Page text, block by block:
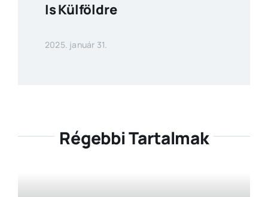
Is Külföldre
2025. január 31.
Régebbi Tartalmak